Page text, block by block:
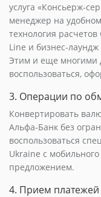
услуга «Консьерж-
менеджер на
технология
Line и бизнес-
Этим и еще многими
воспользоваться,
3. Операции по
Конвертировать
Альфа-Банк без
воспользоваться
Ukraine с
предложением.
4. Прием платежей